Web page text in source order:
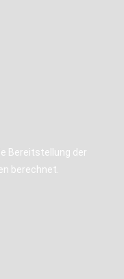
Bereitstellung der
berechnet.